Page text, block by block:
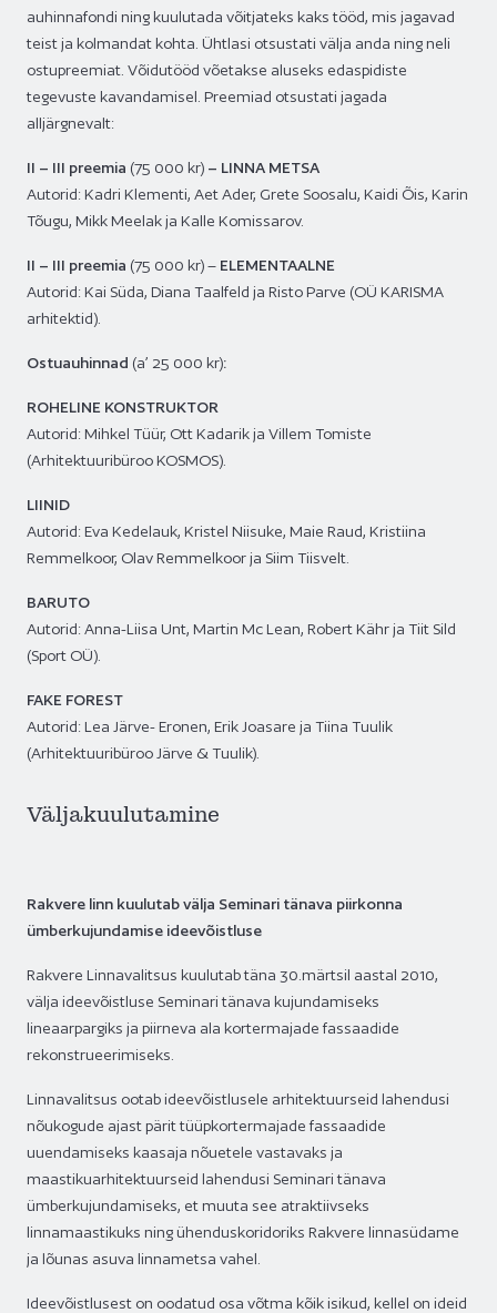
auhinnafondi ning kuulutada võitjateks kaks tööd, mis jagavad
teist ja kolmandat kohta. Ühtlasi otsustati välja anda ning neli
ostupreemiat. Võidutööd võetakse aluseks edaspidiste
tegevuste kavandamisel. Preemiad otsustati jagada
alljärgnevalt:
II – III preemia (75 000 kr) – LINNA METSA
Autorid: Kadri Klementi, Aet Ader, Grete Soosalu, Kaidi Õis, Karin
Tõugu, Mikk Meelak ja Kalle Komissarov.
II – III preemia (75 000 kr) – ELEMENTAALNE
Autorid: Kai Süda, Diana Taalfeld ja Risto Parve (OÜ KARISMA
arhitektid).
Ostuauhinnad (a’ 25 000 kr):
ROHELINE KONSTRUKTOR
Autorid: Mihkel Tüür, Ott Kadarik ja Villem Tomiste
(Arhitektuuribüroo KOSMOS).
LIINID
Autorid: Eva Kedelauk, Kristel Niisuke, Maie Raud, Kristiina
Remmelkoor, Olav Remmelkoor ja Siim Tiisvelt.
BARUTO
Autorid: Anna-Liisa Unt, Martin Mc Lean, Robert Kähr ja Tiit Sild
(Sport OÜ).
FAKE FOREST
Autorid: Lea Järve- Eronen, Erik Joasare ja Tiina Tuulik
(Arhitektuuribüroo Järve & Tuulik).
Väljakuulutamine
Rakvere linn kuulutab välja Seminari tänava piirkonna
ümberkujundamise ideevõistluse
Rakvere Linnavalitsus kuulutab täna 30.märtsil aastal 2010,
välja ideevõistluse Seminari tänava kujundamiseks
lineaarpargiks ja piirneva ala kortermajade fassaadide
rekonstrueerimiseks.
Linnavalitsus ootab ideevõistlusele arhitektuurseid lahendusi
nõukogude ajast pärit tüüpkortermajade fassaadide
uuendamiseks kaasaja nõuetele vastavaks ja
maastikuarhitektuurseid lahendusi Seminari tänava
ümberkujundamiseks, et muuta see atraktiivseks
linnamaastikuks ning ühenduskoridoriks Rakvere linnasüdame
ja lõunas asuva linnametsa vahel.
Ideevõistlusest on oodatud osa võtma kõik isikud, kellel on ideid